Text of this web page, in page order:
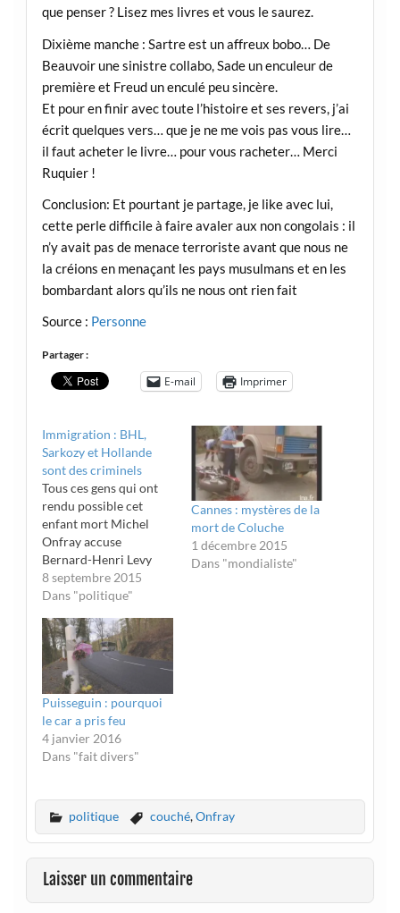
que penser ? Lisez mes livres et vous le saurez.
Dixième manche : Sartre est un affreux bobo… De
Beauvoir une sinistre collabo, Sade un enculeur de
première et Freud un enculé peu sincère.
Et pour en finir avec toute l’histoire et ses revers, j’ai
écrit quelques vers… que je ne me vois pas vous lire…
il faut acheter le livre… pour vous racheter… Merci
Ruquier !
Conclusion: Et pourtant je partage, je like avec lui,
cette perle difficile à faire avaler aux non congolais : il
n’y avait pas de menace terroriste avant que nous ne
la créions en menaçant les pays musulmans et en les
bombardant alors qu’ils ne nous ont rien fait
Source : Personne
Partager :
E-mail Imprimer
Immigration : BHL,
Sarkozy et Hollande
sont des criminels
Tous ces gens qui ont
rendu possible cet
enfant mort Michel
Onfray accuse
Bernard-Henri Levy
ainsi que Nicolas
Sarkozy et François
Il les accuse d’être
responsables du chaos
libyen ainsi que d’avoir
entraîné l’afflux des
migrants qui a conduit
au destin tragique d’un
enfant syrien, retrouvé
sans…
8 septembre 2015
Dans "politique"
Cannes : mystères de la
mort de Coluche
1 décembre 2015
Dans "mondialiste"
Puisseguin : pourquoi
le car a pris feu
4 janvier 2016
Dans "fait divers"
politique couché,Onfray
Laisser un commentaire